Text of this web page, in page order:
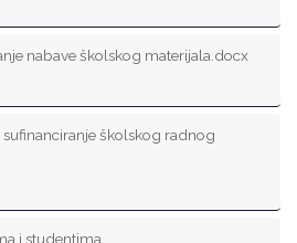
nabave školskog materijala.docx
sufinanciranje školskog radnog
i studentima